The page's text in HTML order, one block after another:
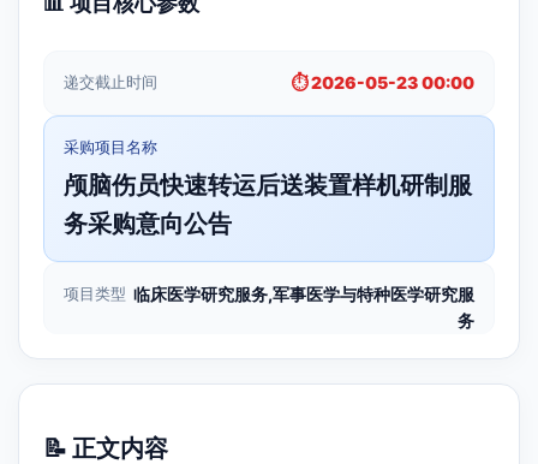
递交截止时间 ⏱️ 2026-05-23 00:00
采购项目名称
颅脑伤员快速转运后送装置样机研制服
务采购意向公告
项目类型 临床医学研究服务,军事医学与特种医学研究服
务
📝 正文内容